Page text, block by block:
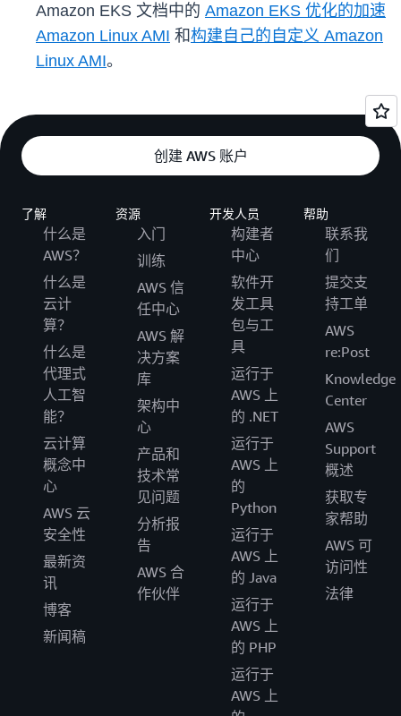
Amazon EKS 文档中的 Amazon EKS 优化的加速
Amazon Linux AMI 和构建自己的自定义 Amazon
Linux AMI。
创建 AWS 账户
了解
什么是
AWS？
什么是
云计
算？
什么是
代理式
人工智
能？
云计算
概念中
心
AWS 云
安全性
最新资
讯
博客
新闻稿
资源
入门
训练
AWS 信
任中心
AWS 解
决方案
库
架构中
心
产品和
技术常
见问题
分析报
告
AWS 合
作伙伴
开发人员
构建者
中心
软件开
发工具
包与工
具
运行于
AWS 上
的 .NET
运行于
AWS 上
的
Python
运行于
AWS 上
的 Java
运行于
AWS 上
的 PHP
运行于
AWS 上
帮助
联系我
们
提交支
持工单
AWS
re:Post
Knowledge
Center
AWS
Support
概述
获取专
家帮助
AWS 可
访问性
法律